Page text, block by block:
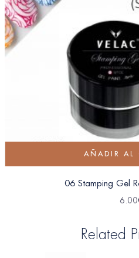
AÑADIR AL
06 Stamping Gel
6.00
Related